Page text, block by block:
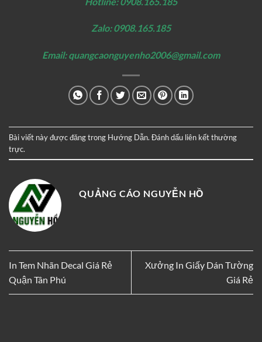
Zalo: 0908.165.185
Email: quangcaonguyenho2006@gmail.com
Bài viết này được đăng trong Hướng Dẫn. Đánh dấu liên kết thường
trực.
QUẢNG CÁO NGUYỄN HỒ
In Tem Nhãn Decal Giá Rẻ
Quận Tân Phú
Xưởng In Giấy Dán Tường
Giá Rẻ